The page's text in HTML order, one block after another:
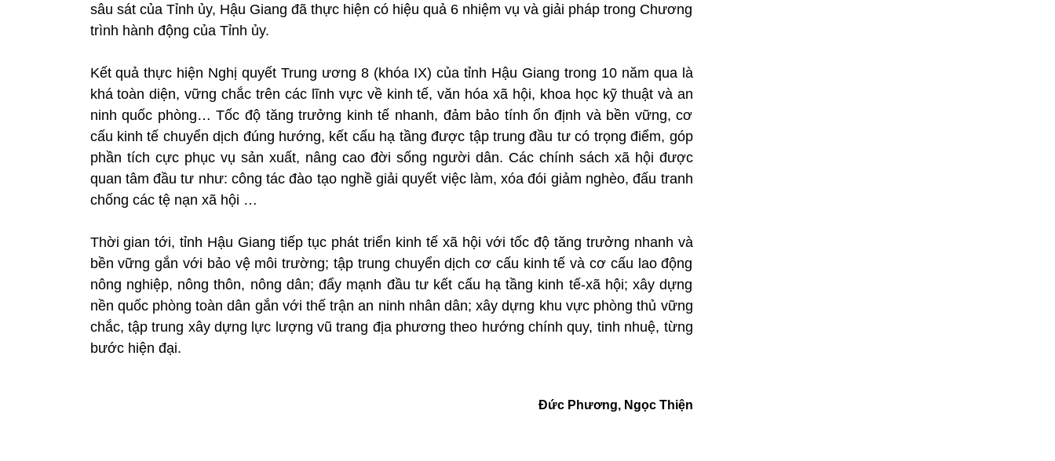
sâu sát của Tỉnh ủy, Hậu Giang đã thực hiện có hiệu quả 6 nhiệm vụ và giải pháp trong Chương
trình hành động của Tỉnh ủy.
Kết quả thực hiện Nghị quyết Trung ương 8 (khóa IX) của tỉnh Hậu Giang trong 10 năm qua là
khá toàn diện, vững chắc trên các lĩnh vực về kinh tế, văn hóa xã hội, khoa học kỹ thuật và an
ninh quốc phòng… Tốc độ tăng trưởng kinh tế nhanh, đảm bảo tính ổn định và bền vững, cơ
cấu kinh tế chuyển dịch đúng hướng, kết cấu hạ tầng được tập trung đầu tư có trọng điểm, góp
phần tích cực phục vụ sản xuất, nâng cao đời sống người dân. Các chính sách xã hội được
quan tâm đầu tư như: công tác đào tạo nghề giải quyết việc làm, xóa đói giảm nghèo, đấu tranh
chống các tệ nạn xã hội …
Thời gian tới, tỉnh Hậu Giang tiếp tục phát triển kinh tế xã hội với tốc độ tăng trưởng nhanh và
bền vững gắn với bảo vệ môi trường; tập trung chuyển dịch cơ cấu kinh tế và cơ cấu lao động
nông nghiệp, nông thôn, nông dân; đẩy mạnh đầu tư kết cấu hạ tầng kinh tế-xã hội; xây dựng
nền quốc phòng toàn dân gắn với thế trận an ninh nhân dân; xây dựng khu vực phòng thủ vững
chắc, tập trung xây dựng lực lượng vũ trang địa phương theo hướng chính quy, tinh nhuệ, từng
bước hiện đại.
Đức Phương, Ngọc Thiện